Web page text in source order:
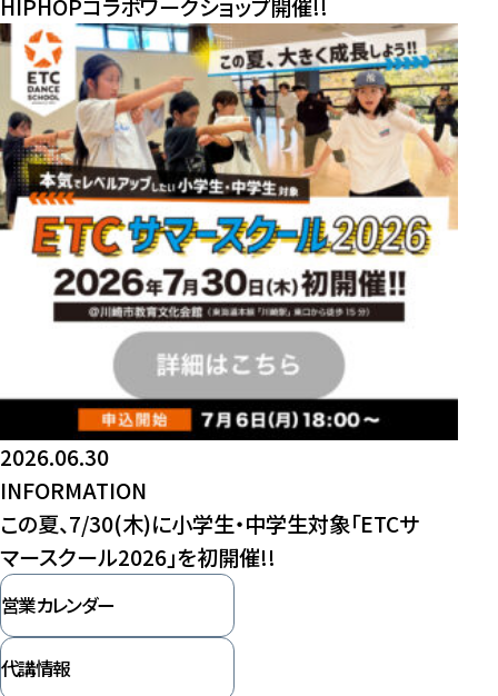
HIPHOPコラボワークショップ開催!!
2026.06.30
INFORMATION
この夏、7/30(木)に小学生・中学生対象「ETCサ
マースクール2026」を初開催!!
営業カレンダー
代講情報